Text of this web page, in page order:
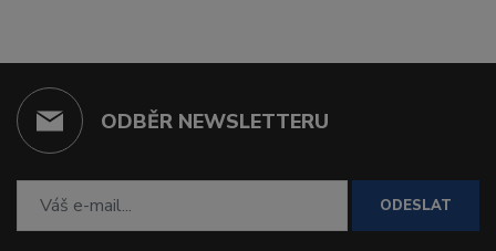
ODBĚR NEWSLETTERU
ODESLAT